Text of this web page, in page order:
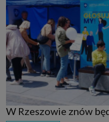
W Rzeszowie znów